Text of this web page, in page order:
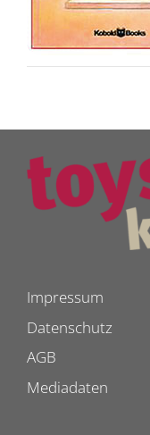
Impressum
Datenschutz
AGB
Mediadaten